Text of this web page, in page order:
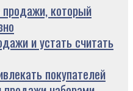
продажи, который
и устать считать
покупателей